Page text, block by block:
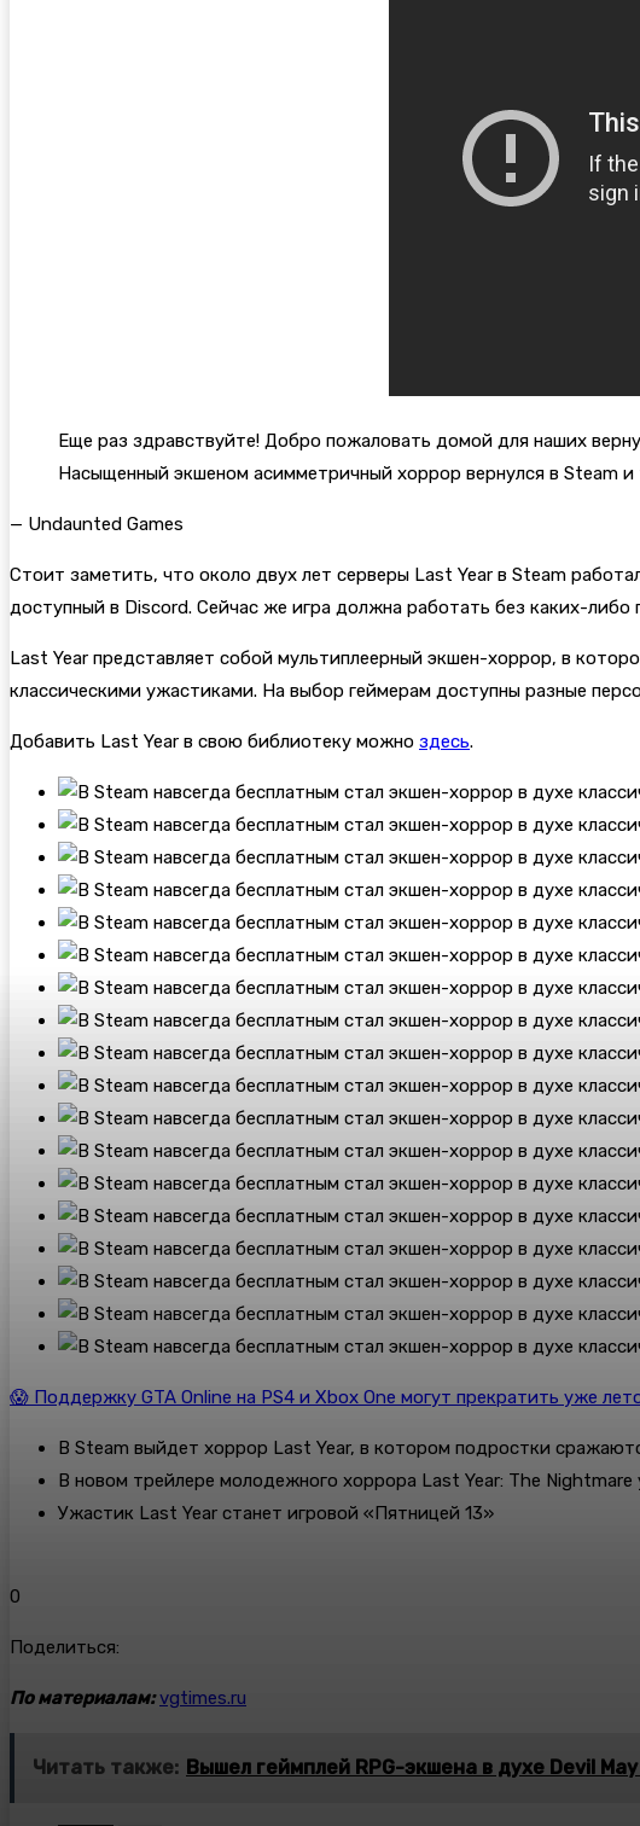
Еще раз здравствуйте! Добро пожаловать домой для наших
Насыщенный экшеном асимметричный хоррор вернулся в Steam и
— Undaunted Games
Стоит заметить, что около двух лет серверы Last Year в Steam
доступный в Discord. Сейчас же игра должна работать без каких-либо
Last Year представляет собой мультиплеерный экшен-хоррор, в
классическими ужастиками. На выбор геймерам доступны разные
Добавить Last Year в свою библиотеку можно здесь.
😱 Поддержку GTA Online на PS4 и Xbox One могут прекратить уже
В Steam выйдет хоррор Last Year, в котором подростки
В новом трейлере молодежного хоррора Last Year: The Nightmare
Ужастик Last Year станет игровой «Пятницей 13»
0
Поделиться:
По материалам: vgtimes.ru
Читать также: Вышел геймплей RPG-экшена в духе Devil